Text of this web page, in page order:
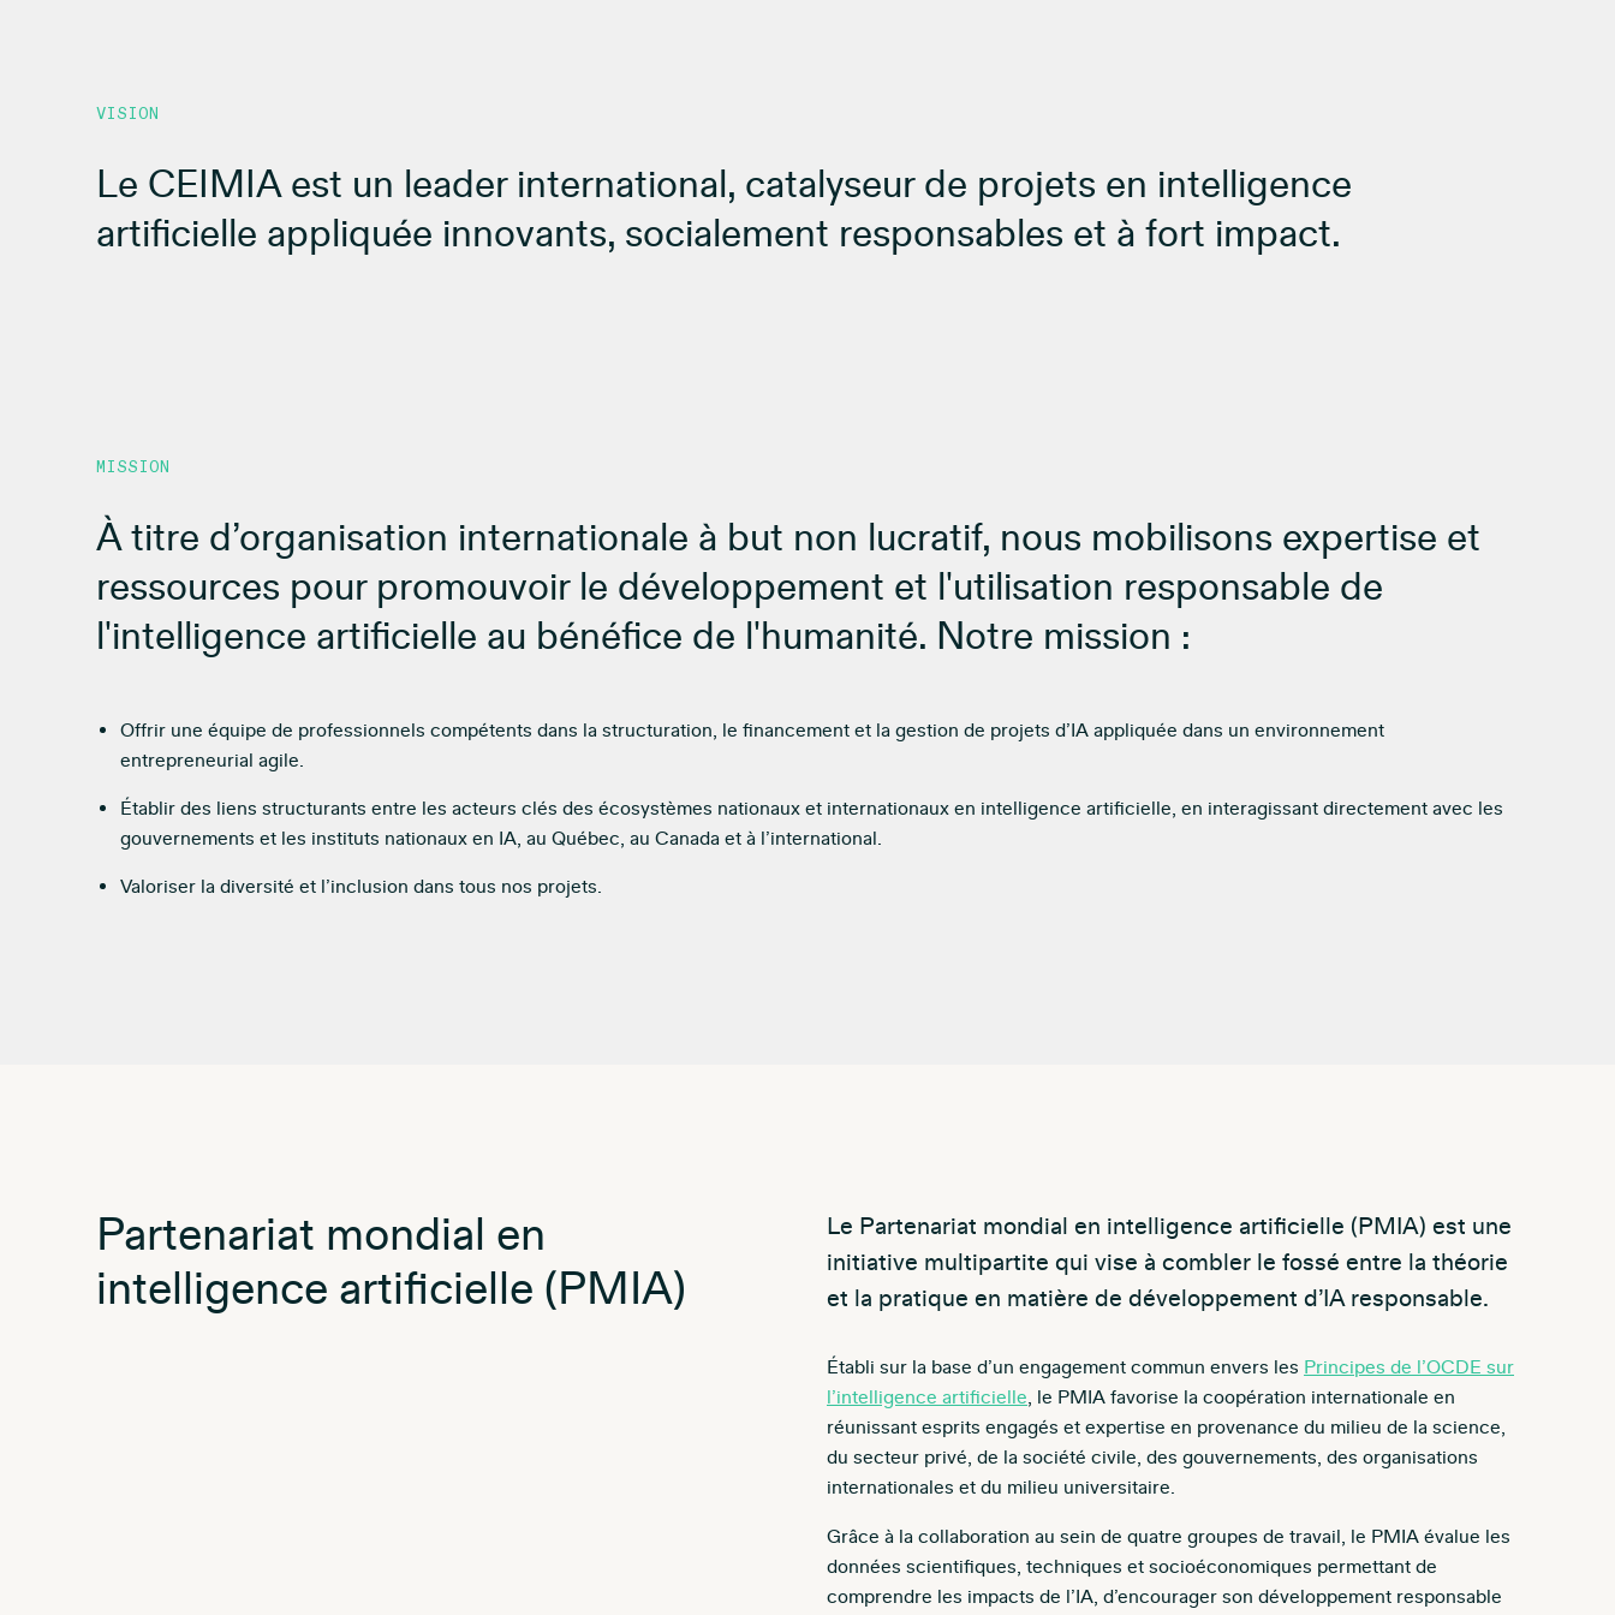
VISION
Le CEIMIA est un leader international, catalyseur de projets en intelligence
artificielle appliquée innovants, socialement responsables et à fort impact.
MISSION
À titre d’organisation internationale à but non lucratif, nous mobilisons expertise et
ressources pour promouvoir le développement et l'utilisation responsable de
l'intelligence artificielle au bénéfice de l'humanité. Notre mission :
Offrir une équipe de professionnels compétents dans la structuration, le financement et la gestion de projets d’IA appliquée dans un environnement
entrepreneurial agile.
Établir des liens structurants entre les acteurs clés des écosystèmes nationaux et internationaux en intelligence artificielle, en interagissant directement avec les
gouvernements et les instituts nationaux en IA, au Québec, au Canada et à l’international.
Valoriser la diversité et l’inclusion dans tous nos projets.
Partenariat mondial en
intelligence artificielle (PMIA)
Le Partenariat mondial en intelligence artificielle (PMIA) est une
initiative multipartite qui vise à combler le fossé entre la théorie
et la pratique en matière de développement d’IA responsable.
Établi sur la base d’un engagement commun envers les Principes de l’OCDE sur
l’intelligence artificielle, le PMIA favorise la coopération internationale en
réunissant esprits engagés et expertise en provenance du milieu de la science,
du secteur privé, de la société civile, des gouvernements, des organisations
internationales et du milieu universitaire.
Grâce à la collaboration au sein de quatre groupes de travail, le PMIA évalue les
données scientifiques, techniques et socioéconomiques permettant de
comprendre les impacts de l’IA, d’encourager son développement responsable